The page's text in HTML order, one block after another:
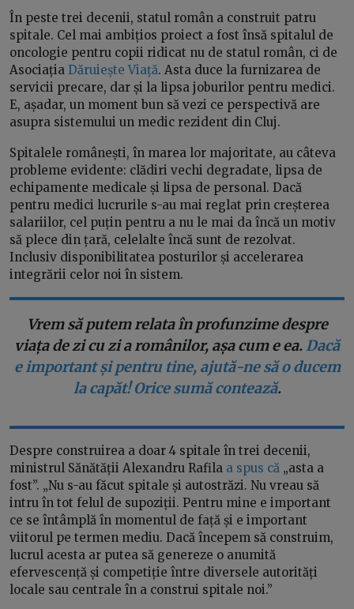
În peste trei decenii, statul român a construit patru
spitale. Cel mai ambițios proiect a fost însă spitalul de
oncologie pentru copii ridicat nu de statul român, ci de
Asociația Dăruiește Viață. Asta duce la furnizarea de
servicii precare, dar și la lipsa joburilor pentru medici.
E, așadar, un moment bun să vezi ce perspectivă are
asupra sistemului un medic rezident din Cluj.
Spitalele românești, în marea lor majoritate, au câteva
probleme evidente: clădiri vechi degradate, lipsa de
echipamente medicale și lipsa de personal. Dacă
pentru medici lucrurile s-au mai reglat prin creșterea
salariilor, cel puțin pentru a nu le mai da încă un motiv
să plece din țară, celelalte încă sunt de rezolvat.
Inclusiv disponibilitatea posturilor și accelerarea
integrării celor noi în sistem.
Vrem să putem relata în profunzime despre
viața de zi cu zi a românilor, așa cum e ea. Dacă
e important și pentru tine, ajută-ne să o ducem
la capăt! Orice sumă contează.
Despre construirea a doar 4 spitale în trei decenii,
ministrul Sănătății Alexandru Rafila a spus că „asta a
fost”. „Nu s-au făcut spitale și autostrăzi. Nu vreau să
intru în tot felul de supoziții. Pentru mine e important
ce se întâmplă în momentul de față și e important
viitorul pe termen mediu. Dacă începem să construim,
lucrul acesta ar putea să genereze o anumită
efervescență și competiție între diversele autorități
locale sau centrale în a construi spitale noi.”